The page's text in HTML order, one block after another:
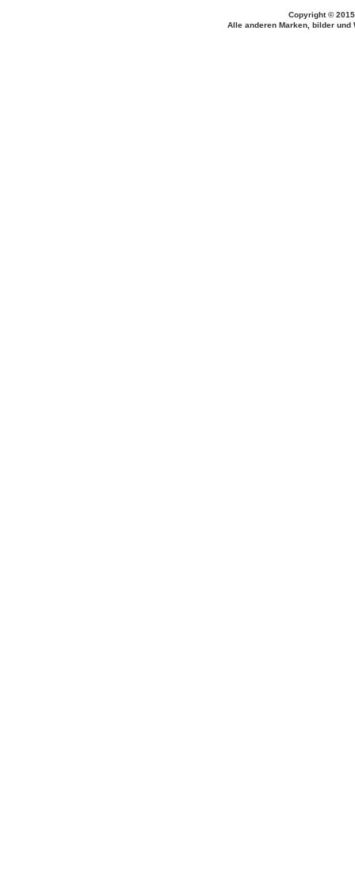
Copyright ©
Alle anderen Marken, bilder und